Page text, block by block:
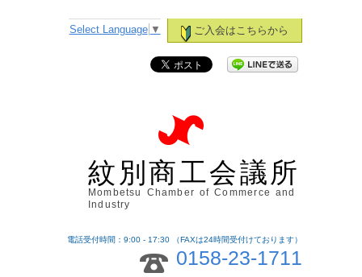
ご入会はこちらから
Select Language ▼
紋別商工会議所
Mombetsu Chamber of Commerce and
Industry
電話受付時間：9:00 - 17:30 （FAXは24時間受付けております）
0158-23-1711